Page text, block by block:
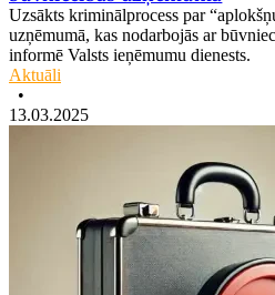
Uzsākts kriminālprocess par
uzņēmumā, kas nodarbojās ar
informē Valsts ieņēmumu dienests.
Aktuāli
•
13.03.2025